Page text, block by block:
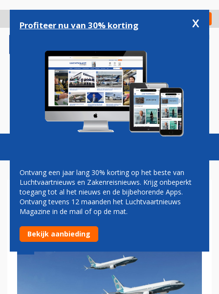
gaan
Check in
Magazine Podcasts Vacatures
BOEING PLEIT SCHULDIG AAN
FRAUDE
Profiteer nu van 30% korting x
Ontvang een jaar lang 30% korting op het beste van
Luchtvaartnieuws en Zakenreisnieuws. Krijg onbeperkt
toegang tot al het nieuws en de bijbehorende Apps.
Ontvang tevens 12 maanden het Luchtvaartnieuws
Magazine in de mail of op de mat.
Bekijk aanbieding